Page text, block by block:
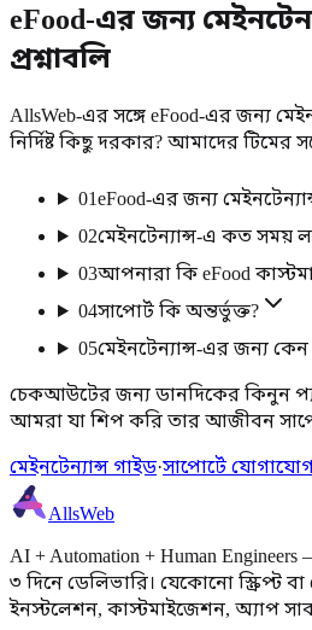
eFood-এর জন্য
প্রশ্নাবলি
AllsWeb-এর সঙ্গে eFood-এর জন্য
নির্দিষ্ট কিছু দরকার? আমাদের টিমের
01eFood-এর জন্য
02মেইনটেন্যান্স-এ কত সময়
03আপনারা কি eFood
04সাপোর্ট কি অন্তর্ভুক্ত?
05মেইনটেন্যান্স-এর জন্য
চেকআউটের জন্য ডানদিকের কিনুন
আমরা যা শিপ করি তার আজীবন
মেইনটেন্যান্স গাইড·সাপোর্টে
AllsWeb
AI + Automation + Human
৩ দিনে ডেলিভারি। যেকোনো স্ক্রিপ্ট
ইনস্টলেশন, কাস্টমাইজেশন, অ্যাপ